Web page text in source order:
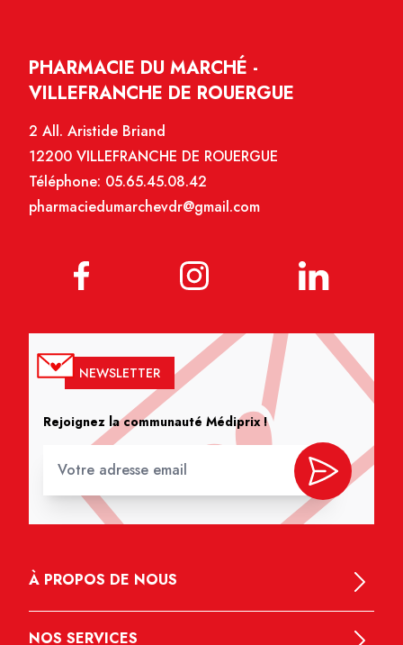
PHARMACIE DU MARCHÉ -
VILLEFRANCHE DE ROUERGUE
2 All. Aristide Briand
12200 VILLEFRANCHE DE ROUERGUE
Téléphone: 05.65.45.08.42
pharmaciedumarchevdr@gmail.com
NEWSLETTER
Rejoignez la communauté Médiprix !
À PROPOS DE NOUS
NOS SERVICES